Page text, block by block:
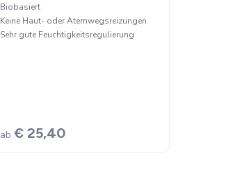
Biobasiert
Keine Haut- oder Atemwegsreizungen
Sehr gute Feuchtigkeitsregulierung
ab € 25,40